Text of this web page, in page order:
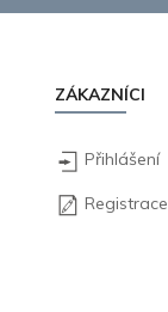
ZÁKAZNÍCI
Přihlášení
Registrace